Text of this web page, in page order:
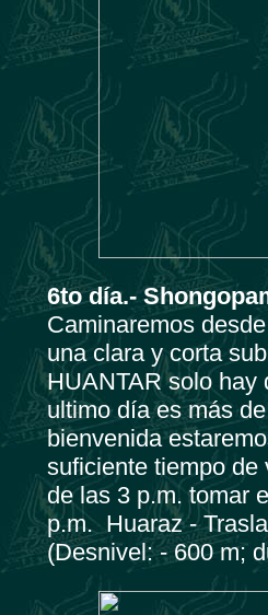
6to día.-
Caminaremos
una clara y corta
HUANTAR solo hay
ultimo día es más
bienvenida
suficiente tiempo de
de las 3 p.m. tomar
p.m. Huaraz -
(Desnivel: - 600 m;